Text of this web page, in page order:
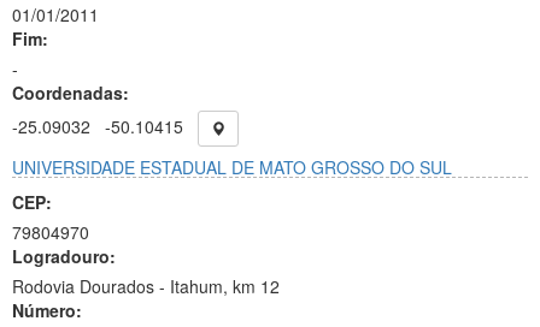
01/01/2011
Fim:
-
Coordenadas:
-25.09032
-50.10415
UNIVERSIDADE ESTADUAL DE MATO GROSSO DO SUL
CEP:
79804970
Logradouro:
Rodovia Dourados - Itahum, km 12
Número: